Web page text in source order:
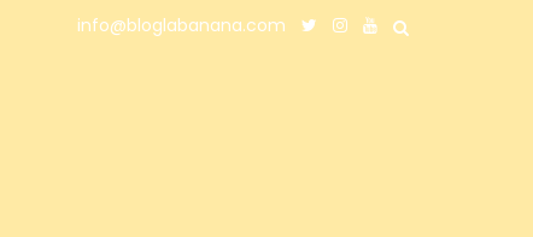
info@bloglabanana.com